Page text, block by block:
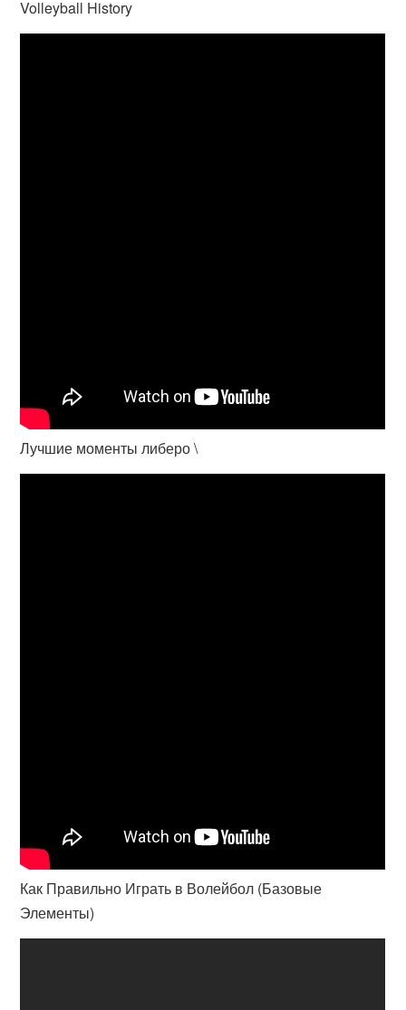
Volleyball History
Лучшие моменты либеро \
Как Правильно Играть в Волейбол (Базовые
Элементы)